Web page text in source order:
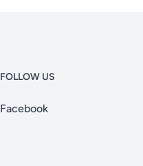
FOLLOW US
Facebook